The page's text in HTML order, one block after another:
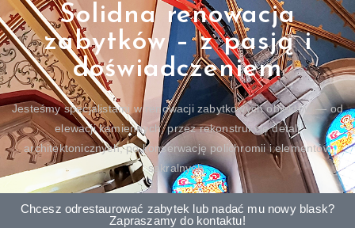
Solidna renowacja
zabytków – z pasją i
doświadczeniem
Jesteśmy specjalistami w renowacji zabytkowych obiektów — od
elewacji kamiennych, przez rekonstrukcję detali
architektonicznych, po konserwację polichromii i elementów
sakralnych.
Chcesz odrestaurować zabytek lub nadać mu nowy blask?
Zapraszamy do kontaktu!